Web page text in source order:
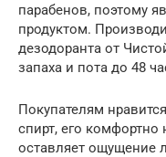
парабенов, поэтому
продуктом.
дезодоранта от
запаха и пота до 48
Покупателям
спирт, его комфортно
оставляет ощущение